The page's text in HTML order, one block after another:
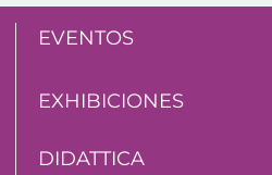
EVENTOS
EXHIBICIONES
DIDATTICA